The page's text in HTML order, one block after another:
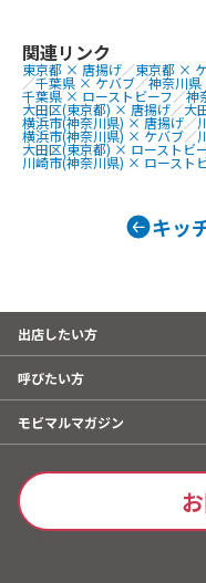
関連リンク
東京都 × 唐揚げ／東京都 ×
／千葉県 × ケバブ／神奈川
千葉県 × ローストビーフ／神
大田区(東京都) × 唐揚げ／大
横浜市(神奈川県) × 唐揚げ／
横浜市(神奈川県) × ケバブ／
大田区(東京都) × ローストビ
川崎市(神奈川県) × ロースト
キッ
出店したい方
呼びたい方
モビマルマガジン